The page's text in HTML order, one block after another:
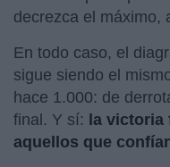
decrezca el máximo,
En todo caso, el
sigue siendo el
hace 1.000: de
final. Y sí: la victoria
aquellos que